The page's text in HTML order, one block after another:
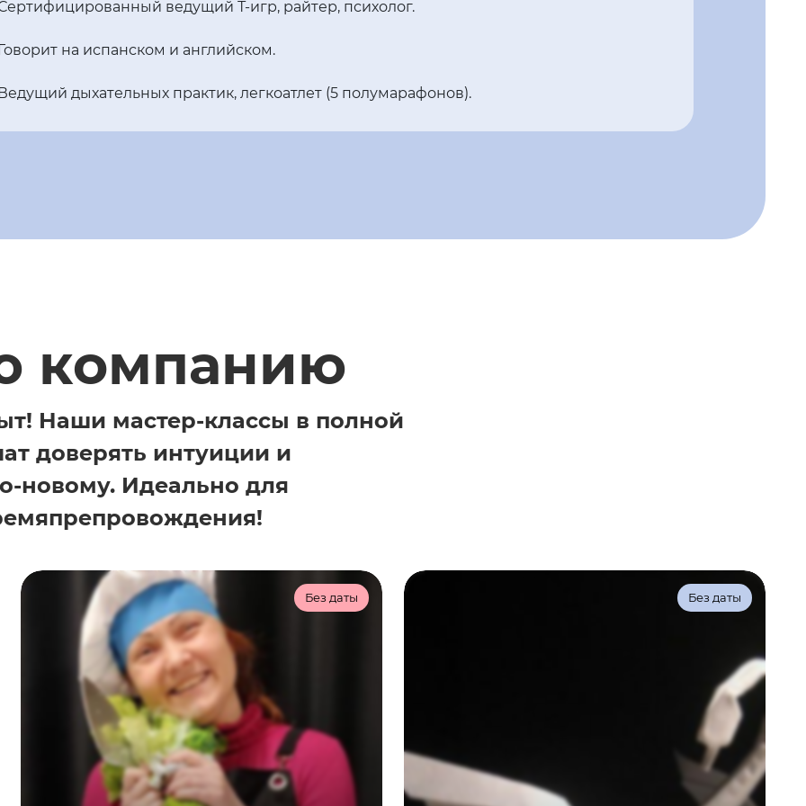
ведущий Т-игр, райтер, психолог.
на испанском и английском.
дыхательных практик, легкоатлет (5 полумарафонов).
компанию
Наши мастер-классы в полной
доверять интуиции и
новому. Идеально для
Без даты
Ведут гиды музея
Темнота на вкус
3-12 60 мин 3 000 ₽/чел
Научитесь различать продукты
на вкус и готовить блюда в
абсолютной темноте вместе с
Без даты